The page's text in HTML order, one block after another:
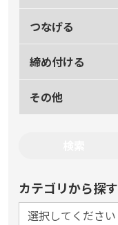
つなげる
締め付ける
その他
カテゴリから探す